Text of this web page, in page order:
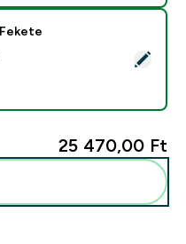
Kéztörlő - Fekete
25 470,00 Ft‎